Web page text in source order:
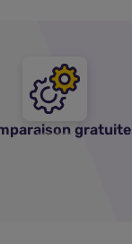
gratuite